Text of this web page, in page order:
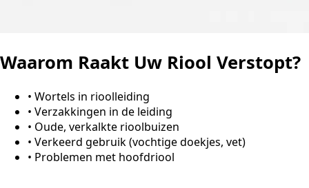
Waarom Raakt Uw Riool Verstopt?
• Wortels in rioolleiding
• Verzakkingen in de leiding
• Oude, verkalkte rioolbuizen
• Verkeerd gebruik (vochtige doekjes, vet)
• Problemen met hoofdriool